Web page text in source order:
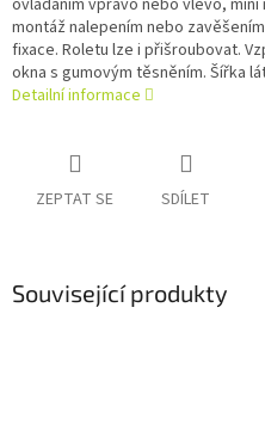
ovládáním vpravo nebo vlevo, mini
montáž nalepením nebo
fixace. Roletu lze i přišroubovat.
okna s gumovým těsněním. Šířka
Detailní informace
ZEPTAT SE SDÍLET
Související produkty